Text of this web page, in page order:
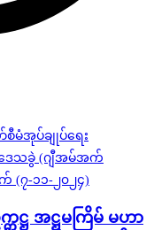
ဋ္ဌ အဋ္ဌမကြိမ် မဟာ